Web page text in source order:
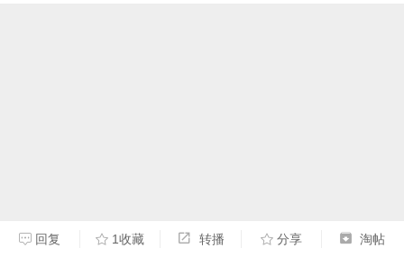
回复 1收藏 转播 分享 淘帖